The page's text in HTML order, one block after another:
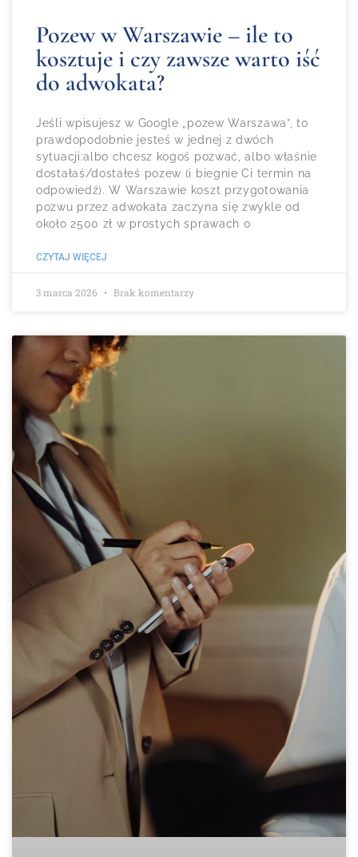
Pozew w Warszawie – ile to
kosztuje i czy zawsze warto iść
do adwokata?
Jeśli wpisujesz w Google „pozew Warszawa”, to
prawdopodobnie jesteś w jednej z dwóch
sytuacji:albo chcesz kogoś pozwać, albo właśnie
dostałaś/dostałeś pozew (i biegnie Ci termin na
odpowiedź). W Warszawie koszt przygotowania
pozwu przez adwokata zaczyna się zwykle od
około 2500 zł w prostych sprawach o
CZYTAJ WIĘCEJ
3 marca 2026 Brak komentarzy